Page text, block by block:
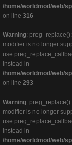
/home/worldmod/web/
on line 316
Warning:
modifier is no longer
use
instead in
/home/worldmod/web/
on line 293
Warning:
modifier is no longer
use
instead in
/home/worldmod/web/